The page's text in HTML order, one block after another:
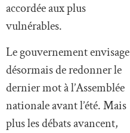
accordée aux plus
vulnérables.
Le gouvernement envisage
désormais de redonner le
dernier mot à l’Assemblée
nationale avant l’été. Mais
plus les débats avancent,